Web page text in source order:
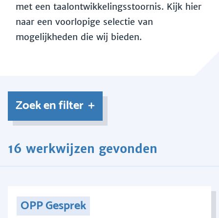
met een taalontwikkelingsstoornis. Kijk hier
naar een voorlopige selectie van
mogelijkheden die wij bieden.
Zoek en filter
16 werkwijzen gevonden
OPP Gesprek